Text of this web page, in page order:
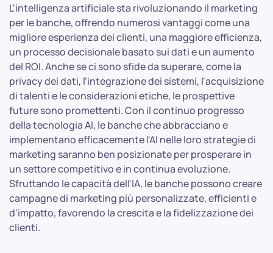
L'intelligenza artificiale sta rivoluzionando il marketing
per le banche, offrendo numerosi vantaggi come una
migliore esperienza dei clienti, una maggiore efficienza,
un processo decisionale basato sui dati e un aumento
del ROI. Anche se ci sono sfide da superare, come la
privacy dei dati, l'integrazione dei sistemi, l'acquisizione
di talenti e le considerazioni etiche, le prospettive
future sono promettenti. Con il continuo progresso
della tecnologia AI, le banche che abbracciano e
implementano efficacemente l'AI nelle loro strategie di
marketing saranno ben posizionate per prosperare in
un settore competitivo e in continua evoluzione.
Sfruttando le capacità dell'IA, le banche possono creare
campagne di marketing più personalizzate, efficienti e
d'impatto, favorendo la crescita e la fidelizzazione dei
clienti.